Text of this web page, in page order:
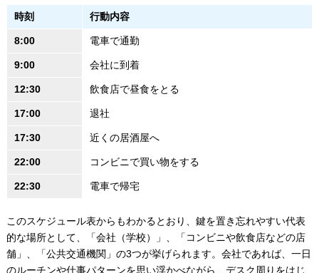
時刻 行動内容
8:00 電車で通勤
9:00 会社に到着
12:30 飲食店で昼食をとる
17:00 退社
17:30 近くの居酒屋へ
22:00 コンビニで買い物をする
22:30 電車で帰宅
このスケジュール表からもわかるとおり、鍵を置き忘れやすい代表
的な場所として、「会社（学校）」、「コンビニや飲食店などの店
舗」、「公共交通機関」の3つが挙げられます。会社であれば、一日
のルーチンや仕事パターンを思い浮かべながら、デスク周りをはじ